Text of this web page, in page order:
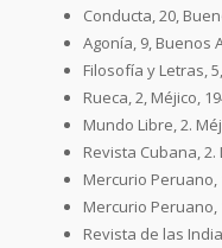
Conducta, 20,
Agonía, 9, Buenos
Filosofía y Letras,
Rueca, 2, Méjico,
Mundo Libre, 2.
Revista Cubana,
Mercurio Peruano,
Mercurio Peruano,
Revista de las